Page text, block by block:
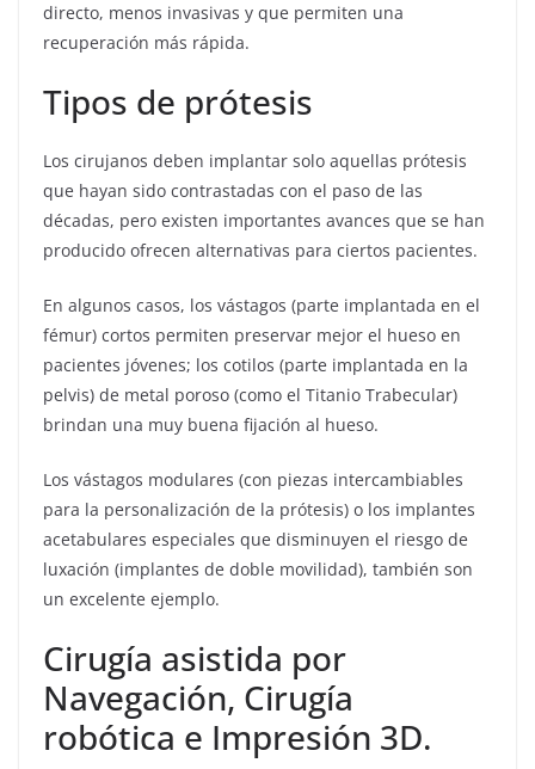
directo, menos invasivas y que permiten una
recuperación más rápida.
Tipos de prótesis
Los cirujanos deben implantar solo aquellas prótesis
que hayan sido contrastadas con el paso de las
décadas, pero existen importantes avances que se han
producido ofrecen alternativas para ciertos pacientes.
En algunos casos, los vástagos (parte implantada en el
fémur) cortos permiten preservar mejor el hueso en
pacientes jóvenes; los cotilos (parte implantada en la
pelvis) de metal poroso (como el Titanio Trabecular)
brindan una muy buena fijación al hueso.
Los vástagos modulares (con piezas intercambiables
para la personalización de la prótesis) o los implantes
acetabulares especiales que disminuyen el riesgo de
luxación (implantes de doble movilidad), también son
un excelente ejemplo.
Cirugía asistida por
Navegación, Cirugía
robótica e Impresión 3D.